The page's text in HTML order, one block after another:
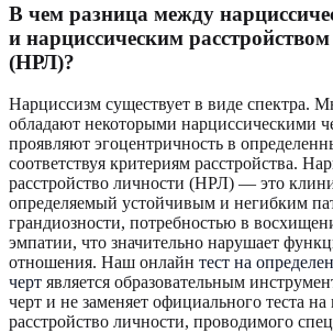
В чем разница между
и нарциссическим
(НРЛ)?
Нарциссизм существует в виде спектра.
обладают некоторыми нарциссическими
проявляют эгоцентричность в
соответствуя критериям расстройства.
расстройство личности (НРЛ) — это
определяемый устойчивым и негибким
грандиозности, потребностью в
эмпатии, что значительно нарушает
отношения. Наш онлайн тест на
черт является образовательным
черт и не заменяет официального теста на
расстройство личности, проводимого